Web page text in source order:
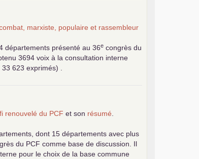
marxiste, populaire et rassembleur
départements présenté au 36e congrès du
3694 voix à la consultation interne
623 exprimés) .
renouvelé du PCF et son résumé
dont 15 départements avec plus
du PCF comme base de discussion. Il
pour le choix de la base commune